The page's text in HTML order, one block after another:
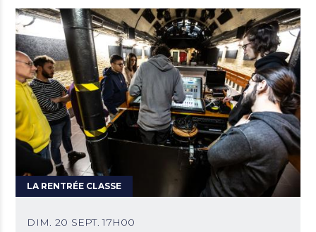
LA RENTRÉE CLASSE
DIM. 20 SEPT. 17H00